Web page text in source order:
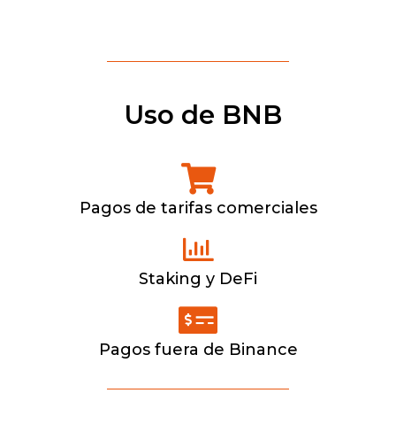
Uso de BNB
Pagos de tarifas comerciales
Staking y DeFi
Pagos fuera de Binance